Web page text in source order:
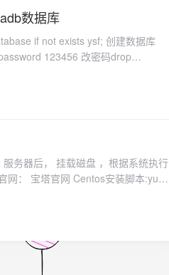
数据库
符 不为空 名字 长度 20 字节 不为空
-uysf -
务器后， 挂载磁盘 ，根据系统执行
网： 宝塔官网 Centos安装脚本:yum
安装脚本:wget -O install.sh
install.sh ed8484bec 万能安装脚
install/install_panel.sh;else wget -
install_panel.sh